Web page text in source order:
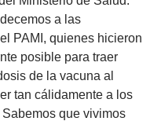
a las
PAMI, quienes hicieron
posible para traer
de la vacuna al
tan cálidamente a los
que vivimos